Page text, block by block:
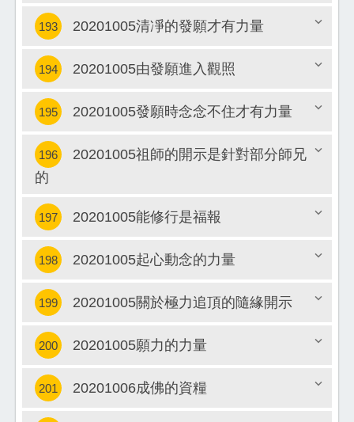
關閉
關閉
193 20201005清凈的發願才有力量
關閉
194 20201005由發願進入觀照
關閉
195 20201005發願時念念不住才有力量
196
20201005祖師的開示是針對部分師兄
的
關閉
197 20201005能修行是福報
關閉
198 20201005起心動念的力量
關閉
199 20201005關於極力追頂的隨緣開示
關閉
200 20201005願力的力量
201 20201006成佛的資糧